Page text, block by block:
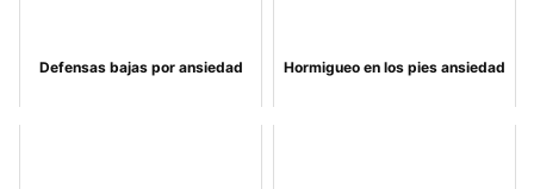
Defensas bajas por ansiedad Hormigueo en los pies ansiedad